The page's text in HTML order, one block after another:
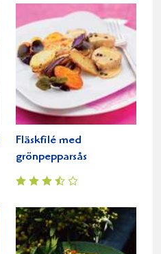
Fläskfilé med
grönpepparsås